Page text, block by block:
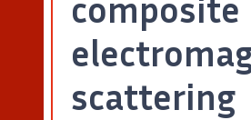
composite
scattering